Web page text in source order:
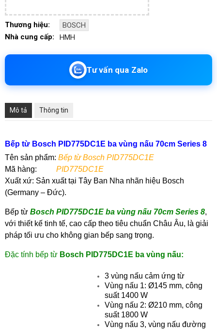
Thương hiệu:
BOSCH
Nhà cung cấp:
HMH
Tư vấn qua Zalo
Mô tả Thông tin
Bếp từ Bosch PID775DC1E ba vùng nấu 70cm Series 8
Tên sản phẩm: Bếp từ Bosch PID775DC1E
Mã hàng: PID775DC1E
Xuất xứ: Sản xuất tại Tây Ban Nha nhãn hiệu Bosch
(Germany – Đức).
Bếp từ Bosch PID775DC1E ba vùng nấu 70cm Series 8,
với thiết kế tinh tế, cao cấp theo tiêu chuẩn Châu Âu, là giải
pháp tối ưu cho không gian bếp sang trọng.
Đặc tính bếp từ Bosch PID775DC1E ba vùng nấu:
3 vùng nấu cảm ứng từ
Vùng nấu 1: Ø145 mm, công
suất 1400 W
Vùng nấu 2: Ø210 mm, công
suất 1800 W
Vùng nấu 3, vùng nấu đường